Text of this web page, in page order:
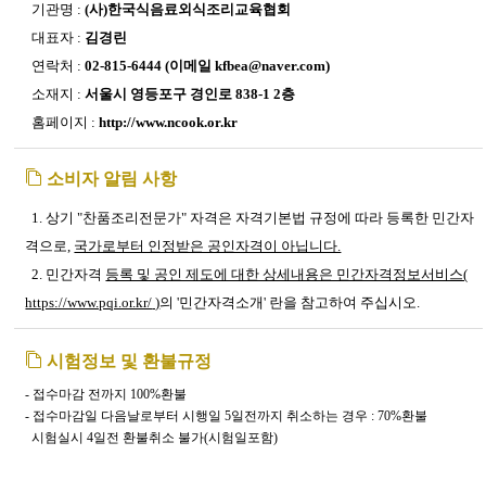
기관명 :(사)한국식음료외식조리교육협회
대표자 : 김경린
연락처 :02-815-6444 (이메일 kfbea@naver.com)
소재지 :서울시 영등포구 경인로 838-1 2층
홈페이지 :http://www.ncook.or.kr
소비자 알림 사항
1. 상기 "찬품조리전문가" 자격은 자격기본법 규정에 따라 등록한 민간자
격으로, 국가로부터 인정받은 공인자격이 아닙니다.
2. 민간자격 등록 및 공인 제도에 대한 상세내용은 민간자격정보서비스(
https://www.pqi.or.kr/ )의 '민간자격소개' 란을 참고하여 주십시오.
시험정보 및 환불규정
- 접수마감 전까지 100%환불
- 접수마감일 다음날로부터 시행일5일전까지 취소하는 경우 : 70%환불
시험실시4일전 환불취소 불가(시험일포함)